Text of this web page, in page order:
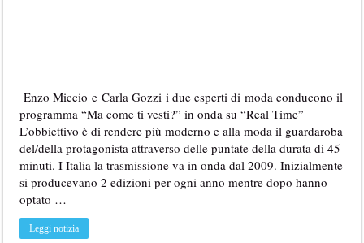
Enzo Miccio e Carla Gozzi i due esperti di moda conducono il
programma “Ma come ti vesti?” in onda su “Real Time”
L’obbiettivo è di rendere più moderno e alla moda il guardaroba
del/della protagonista attraverso delle puntate della durata di 45
minuti. I Italia la trasmissione va in onda dal 2009. Inizialmente
si producevano 2 edizioni per ogni anno mentre dopo hanno
optato …
Leggi notizia